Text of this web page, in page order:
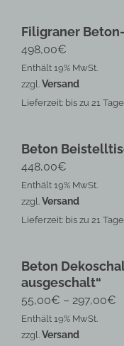
Filigraner
498,00€
Enthält 19% MwSt.
zzgl. Versand
Lieferzeit: bis zu 21 Tage
Beton
448,00€
Enthält 19% MwSt.
zzgl. Versand
Lieferzeit: bis zu 21 Tage
Beton
ausgeschalt“
55,00€ – 297,00€
Enthält 19% MwSt.
zzgl. Versand